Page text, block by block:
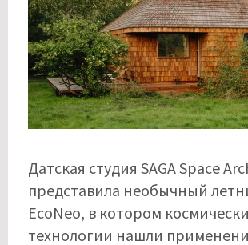
Датская студия SAGA Space
представила необычный
EcoNeo, в котором
технологии нашли